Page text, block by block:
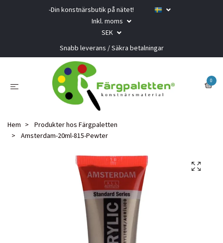
-Din konstnärsbutik på nätet!
Inkl. moms
SEK
Snabb leverans / Säkra betalningar
0
Hem
Produkter hos Färgpaletten
Amsterdam-20ml-815-Pewter